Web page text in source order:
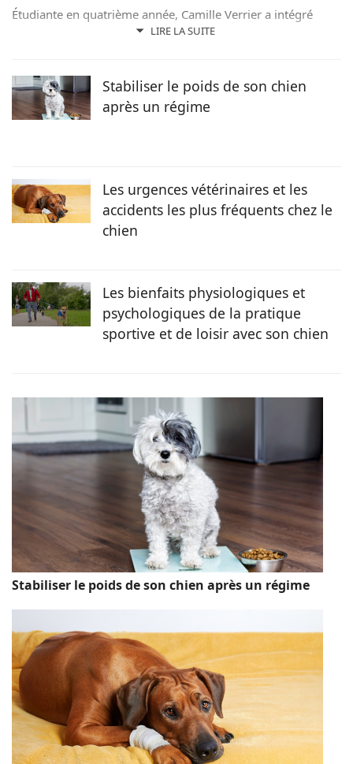
LIRE LA SUITE
Étudiante en quatrième année, Camille Verrier a intégré
l’École nationale vétérinaire d’Alfort après une classe
chiens au sein de l’association Rêves de chien, elle s’est
également engagée en tant que présidente dans
l’association étudiante NAC Alfort, relative aux nouveaux
Stabiliser le poids de son chien
après un régime
Les urgences vétérinaires et les
accidents les plus fréquents chez le
chien
Les bienfaits physiologiques et
psychologiques de la pratique
sportive et de loisir avec son chien
Stabiliser le poids de son chien après un régime